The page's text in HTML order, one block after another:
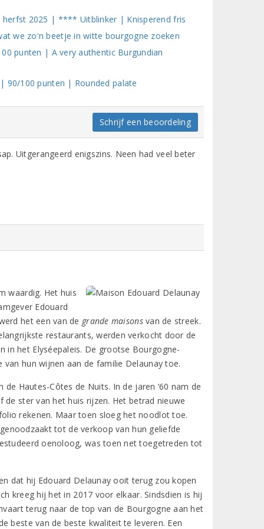
herfst 2025 | **** Uitblinker | Knisperend fris
we zo'n beetje in witte bourgogne zoeken
punten | A very authentic Burgundian
90/100 punten | Rounded palate
Schrijf een beoordeling
Uitgerangeerd enigszins. Neen had veel beter
waardig. Het huis
Edouard
het een van de grande maisonsvan de streek.
restaurants, werden verkocht door de
in het Elyséepaleis. De grootse Bourgogne-
hun wijnen aan de familie Delaunay toe.
Hautes-Côtes de Nuits. In de jaren ‘60 nam de
ster van het huis rijzen. Het betrad nieuwe
rekenen. Maar toen sloeg het noodlot toe.
tot de verkoop van hun geliefde
oenoloog, was toen net toegetreden tot
dat hij Edouard Delaunay ooit terug zou kopen
kreeg hij het in 2017 voor elkaar. Sindsdien is hij
terug naar de top van de Bourgogne aan het
beste van de beste kwaliteit te leveren. Een